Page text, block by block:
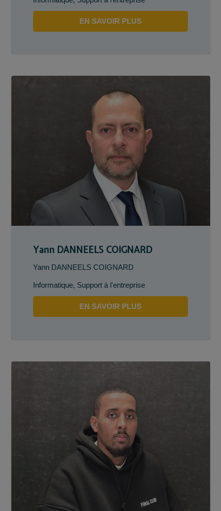
EN SAVOIR PLUS
Yann DANNEELS COIGNARD
Yann DANNEELS COIGNARD
Informatique, Support à l'entreprise
EN SAVOIR PLUS